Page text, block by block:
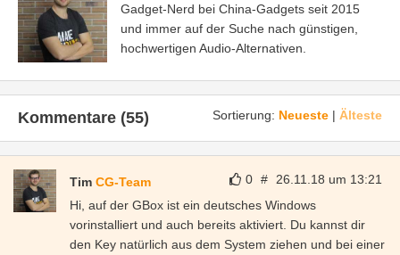
Gadget-Nerd bei China-Gadgets seit 2015
und immer auf der Suche nach günstigen,
hochwertigen Audio-Alternativen.
Sortierung: Neueste | Älteste
Kommentare (55)
0 # 26.11.18 um 13:21
Tim CG-Team
Hi, auf der GBox ist ein deutsches Windows
vorinstalliert und auch bereits aktiviert. Du kannst dir
den Key natürlich aus dem System ziehen und bei einer